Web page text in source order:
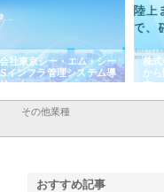
株式会社アクアスペースが水中
から陸上まで一貫施工できる理
由
その他業種
おすすめ記事